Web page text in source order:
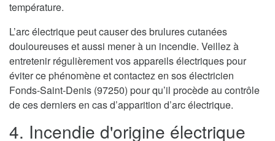
température.
L’arc électrique peut causer des brulures cutanées
douloureuses et aussi mener à un incendie. Veillez à
entretenir régulièrement vos appareils électriques pour
éviter ce phénomène et contactez en sos électricien
Fonds-Saint-Denis (97250) pour qu’il procède au contrôle
de ces derniers en cas d’apparition d’arc électrique.
4. Incendie d'origine électrique